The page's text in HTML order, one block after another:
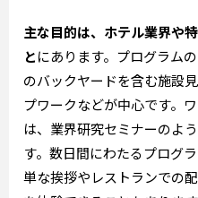
主な目的は、ホテル業界や
とにあります。プログラム
のバックヤードを含む施設
プワークなどが中心です。
は、業界研究セミナーのよ
す。数日間にわたるプログ
単な挨拶やレストランでの